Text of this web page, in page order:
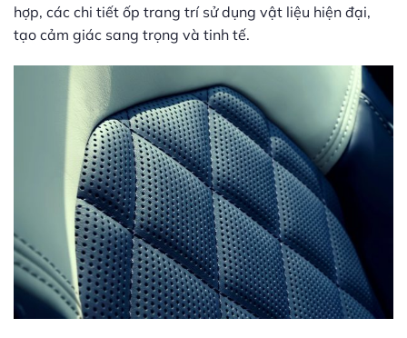
hợp, các chi tiết ốp trang trí sử dụng vật liệu hiện đại,
tạo cảm giác sang trọng và tinh tế.